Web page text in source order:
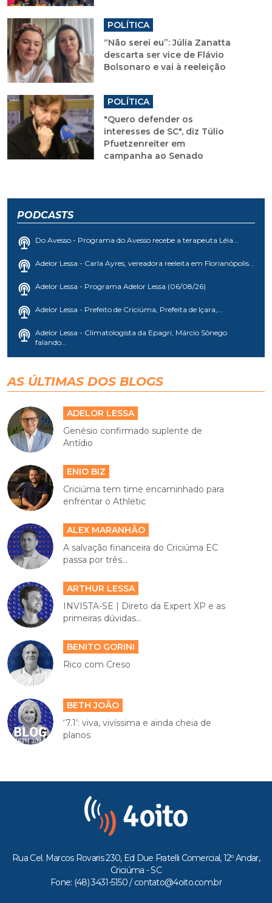
POLÍTICA
“Não serei eu”: Júlia Zanatta
descarta ser vice de Flávio
Bolsonaro e vai à reeleição
POLÍTICA
"Quero defender os
interesses de SC", diz Túlio
Pfuetzenreiter em
campanha ao Senado
PODCASTS
Do Avesso - Programa do Avesso recebe a terapeuta Léia...
Adelor Lessa - Carla Ayres, vereadora reeleita em Florianópolis...
Adelor Lessa - Programa Adelor Lessa (06/08/26)
Adelor Lessa - Prefeito de Criciúma, Prefeita de Içara,...
Adelor Lessa - Climatologista da Epagri, Márcio Sônego
falando...
AS ÚLTIMAS DOS BLOGS
ADELOR LESSA
Genésio confirmado suplente de
Antídio
ENIO BIZ
Criciúma tem time encaminhado para
enfrentar o Athletic
ALEX MARANHÃO
A salvação financeira do Criciúma EC
passa por três...
ARTHUR LESSA
INVISTA-SE | Direto da Expert XP e as
primeiras dúvidas...
BENITO GORINI
Rico com Creso
BETH JOÃO
‘7.1’: viva, vivíssima e ainda cheia de
planos
Rua Cel. Marcos Rovaris 230, Ed Due Fratelli Comercial, 12º Andar,
Criciúma - SC
Fone: (48) 3431-5150 / contato@4oito.com.br